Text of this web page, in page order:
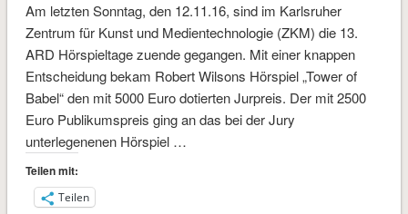
Am letzten Sonntag, den 12.11.16, sind im Karlsruher
Zentrum für Kunst und Medientechnologie (ZKM) die 13.
ARD Hörspieltage zuende gegangen. Mit einer knappen
Entscheidung bekam Robert Wilsons Hörspiel „Tower of
Babel“ den mit 5000 Euro dotierten Jurpreis. Der mit 2500
Euro Publikumspreis ging an das bei der Jury
unterlegenenen Hörspiel …
Teilen mit:
Teilen